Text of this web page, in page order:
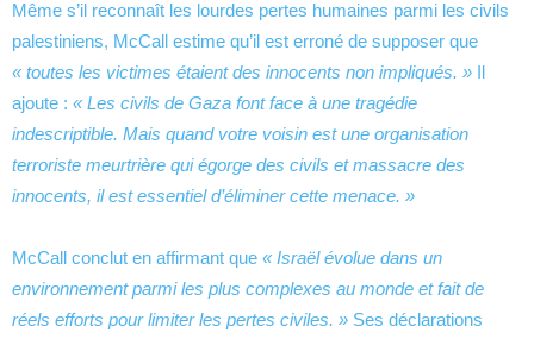
Même s’il reconnaît les lourdes pertes humaines parmi les civils
palestiniens, McCall estime qu’il est erroné de supposer que
« toutes les victimes étaient des innocents non impliqués. » Il
ajoute : « Les civils de Gaza font face à une tragédie
indescriptible. Mais quand votre voisin est une organisation
terroriste meurtrière qui égorge des civils et massacre des
innocents, il est essentiel d’éliminer cette menace. »
McCall conclut en affirmant que « Israël évolue dans un
environnement parmi les plus complexes au monde et fait de
réels efforts pour limiter les pertes civiles. » Ses déclarations